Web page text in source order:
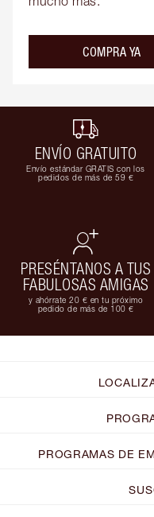
COMPRA YA
ENVÍO GRATUITO
Envío estándar GRATIS con los
pedidos de más de 59 €
PRESÉNTANOS A TUS
FABULOSAS AMIGAS
y ahórrate 20 € en tu próximo
pedido de más de 100 €
PROGRAMAS DE